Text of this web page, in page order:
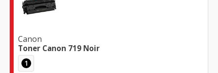
Canon
Toner Canon 719 Noir
1